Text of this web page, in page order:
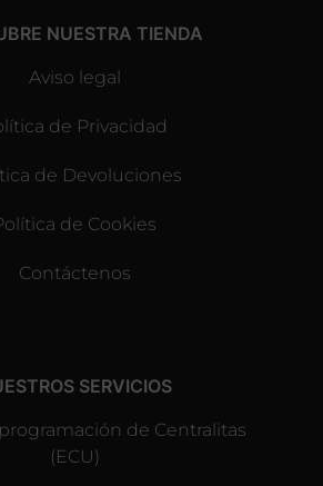
NUESTRA TIENDA
Aviso legal
de Privacidad
de Devoluciones
de Cookies
Contáctenos
SERVICIOS
de Centralitas
(ECU)